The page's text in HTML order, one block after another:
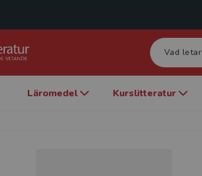
Läromedel Kurslitteratur